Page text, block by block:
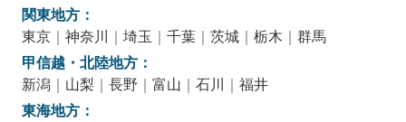
関東地方：
東京｜ 神奈川 ｜ 埼玉 ｜ 千葉｜ 茨城｜ 栃木 ｜ 群馬
甲信越・北陸地方：
新潟 ｜ 山梨 ｜ 長野 ｜ 富山 ｜ 石川 ｜ 福井
東海地方：